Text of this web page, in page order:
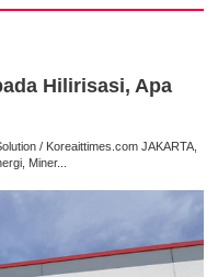
Hilirisasi, Apa
/ Koreaittimes.com JAKARTA,
Miner...